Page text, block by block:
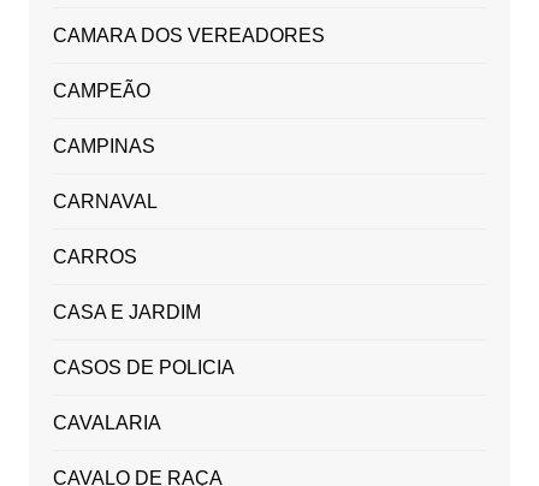
CAMARA DOS VEREADORES
CAMPEÃO
CAMPINAS
CARNAVAL
CARROS
CASA E JARDIM
CASOS DE POLICIA
CAVALARIA
CAVALO DE RAÇA